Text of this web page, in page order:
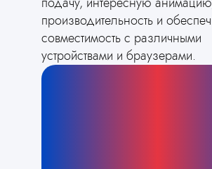
производительность и
совместимость с различными
устройствами и браузерами.